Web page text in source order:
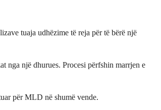
tuaja udhëzime të reja për të bërë një
nga një dhurues. Procesi përfshin marrjen e
për MLD në shumë vende.